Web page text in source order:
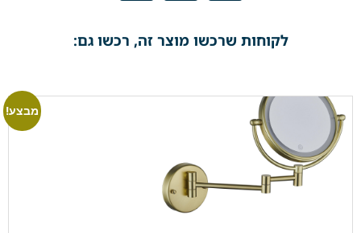
לקוחות שרכשו מוצר זה, רכשו גם:
מבצע!